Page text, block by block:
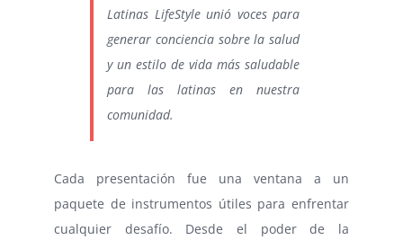
Latinas LifeStyle unió voces para
generar conciencia sobre la salud
y un estilo de vida más saludable
para las latinas en nuestra
comunidad.
Cada presentación fue una ventana a un
paquete de instrumentos útiles para enfrentar
cualquier desafío. Desde el poder de la